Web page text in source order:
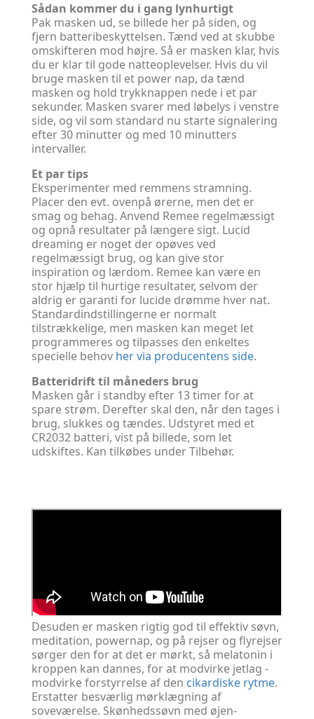
Sådan kommer du i gang lynhurtigt
Pak masken ud, se billede her på siden, og
fjern batteribeskyttelsen. Tænd ved at skubbe
omskifteren mod højre. Så er masken klar, hvis
du er klar til gode natteoplevelser. Hvis du vil
bruge masken til et power nap, da tænd
masken og hold trykknappen nede i et par
sekunder. Masken svarer med løbelys i venstre
side, og vil som standard nu starte signalering
efter 30 minutter og med 10 minutters
intervaller.
Et par tips
Eksperimenter med remmens stramning.
Placer den evt. ovenpå ørerne, men det er
smag og behag. Anvend Remee regelmæssigt
og opnå resultater på længere sigt. Lucid
dreaming er noget der opøves ved
regelmæssigt brug, og kan give stor
inspiration og lærdom. Remee kan være en
stor hjælp til hurtige resultater, selvom der
aldrig er garanti for lucide drømme hver nat.
Standardindstillingerne er normalt
tilstrækkelige, men masken kan meget let
programmeres og tilpasses den enkeltes
specielle behov her via producentens side.
Batteridrift til måneders brug
Masken går i standby efter 13 timer for at
spare strøm. Derefter skal den, når den tages i
brug, slukkes og tændes. Udstyret med et
CR2032 batteri, vist på billede, som let
udskiftes. Kan tilkøbes under Tilbehør.
Desuden er masken rigtig god til effektiv søvn,
meditation, powernap, og på rejser og flyrejser
sørger den for at det er mørkt, så melatonin i
kroppen kan dannes, for at modvirke jetlag -
modvirke forstyrrelse af den cikardiske rytme.
Erstatter besværlig mørklægning af
soveværelse. Skønhedssøvn med øjen-